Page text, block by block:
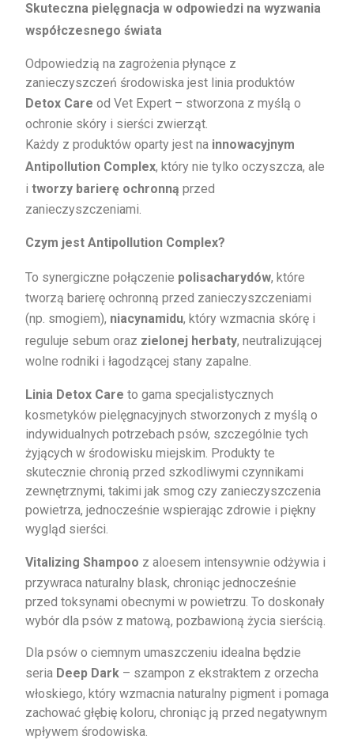
Skuteczna pielęgnacja w odpowiedzi na wyzwania
współczesnego świata
Odpowiedzią na zagrożenia płynące z
zanieczyszczeń środowiska jest linia produktów
Detox Care od Vet Expert – stworzona z myślą o
ochronie skóry i sierści zwierząt.
Każdy z produktów oparty jest na innowacyjnym
Antipollution Complex, który nie tylko oczyszcza, ale
i tworzy barierę ochronną przed
zanieczyszczeniami.
Czym jest Antipollution Complex?
To synergiczne połączenie polisacharydów, które
tworzą barierę ochronną przed zanieczyszczeniami
(np. smogiem), niacynamidu, który wzmacnia skórę i
reguluje sebum oraz zielonej herbaty, neutralizującej
wolne rodniki i łagodzącej stany zapalne.
Linia Detox Care to gama specjalistycznych
kosmetyków pielęgnacyjnych stworzonych z myślą o
indywidualnych potrzebach psów, szczególnie tych
żyjących w środowisku miejskim. Produkty te
skutecznie chronią przed szkodliwymi czynnikami
zewnętrznymi, takimi jak smog czy zanieczyszczenia
powietrza, jednocześnie wspierając zdrowie i piękny
wygląd sierści.
Vitalizing Shampoo z aloesem intensywnie odżywia i
przywraca naturalny blask, chroniąc jednocześnie
przed toksynami obecnymi w powietrzu. To doskonały
wybór dla psów z matową, pozbawioną życia sierścią.
Dla psów o ciemnym umaszczeniu idealna będzie
seria Deep Dark – szampon z ekstraktem z orzecha
włoskiego, który wzmacnia naturalny pigment i pomaga
zachować głębię koloru, chroniąc ją przed negatywnym
wpływem środowiska.